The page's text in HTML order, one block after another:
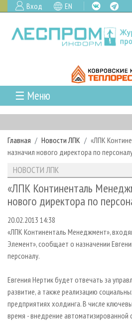
Вход EN
☰ Меню
ГЛАВНАЯ
РУБРИКИ И ТЕМЫ
РУБРИКИ ЖУРНАЛА
ЛЕСОЗАГОТОВКА
ЛЕСОПИЛЕНИЕ
СУШКА ДРЕВЕСИНЫ
ПРОИЗВОДСТВО ДРЕВЕСНЫХ
ДЕРЕВЯННОЕ ДОМОСТРОЕНИЕ
ПРОИЗВОДСТВО МЕБЕЛИ
БИОЭНЕРГЕТИКА
ЦБП
НОВОСТИ
НОВОСТИ ЛПК
НОВОСТИ ЖУРНАЛА
ПРОЕКТЫ ЛПИ
АНАЛИТИКА
ПРЕДПРИЯТИЯ ЛПК
ПЕРСОНЫ
МОБИЛЬНЫЕ ВЫСТАВКИ
ОФИЦИАЛЬНЫЕ ДЕЛЕГАЦИИ
ПРИОРИТЕТНЫЕ ИНВЕСТПРОЕКТЫ
RUSSIAN FORESTRY REVIEW
ГАЗЕТА ЛЕСПРОМФОРУМ
АРХИВ
АРХИВ ЖУРНАЛОВ
О ЖУРНАЛЕ
ПОДПИСКА
КОНТАКТЫ
РЕКЛАМОДАТЕЛЯМ
РЕКЛАМА
РЕКЛАМА НА САЙТЕ
Главная Новости ЛПК
«ЛПК
назначил нового директора по
НОВОСТИ ЛПК
«ЛПК Континенталь
нового директора по
20.02.2013 14:38
«ЛПК Континенталь Менеджмент»,
Элемент», сообщает о назначении
персоналу.
Евгения Нертик будет отвечать за
развитие, а также реализацию
предприятиях холдинга. В числе
время - внедрение автоматизированной